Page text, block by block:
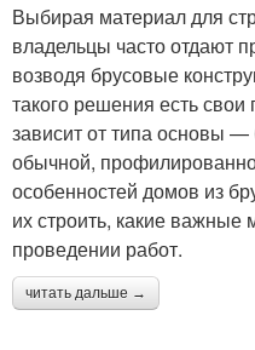
Выбирая материал для
владельцы часто отдают
возводя брусовые
такого решения есть
зависит от типа основы —
обычной,
особенностей домов из
их строить, какие важные
проведении работ.
читать дальше →